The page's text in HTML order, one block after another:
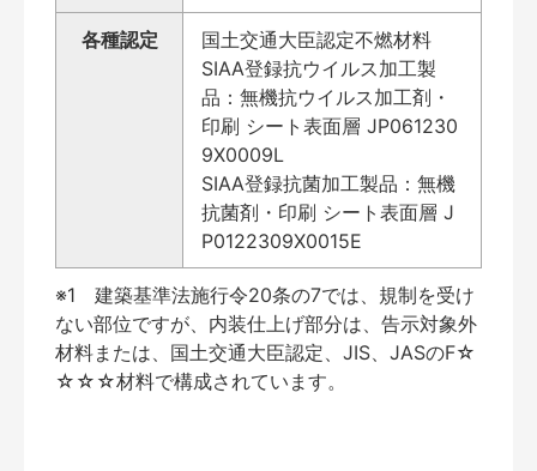
各種認定
国土交通大臣認定不燃材料
SIAA登録抗ウイルス加工製
品：無機抗ウイルス加工剤・
印刷 シート表面層 JP061230
9X0009L
SIAA登録抗菌加工製品：無機
抗菌剤・印刷 シート表面層 J
P0122309X0015E
※1 建築基準法施行令20条の7では、規制を受け
ない部位ですが、内装仕上げ部分は、告示対象外
材料または、国土交通大臣認定、JIS、JASのF☆
☆☆☆材料で構成されています。